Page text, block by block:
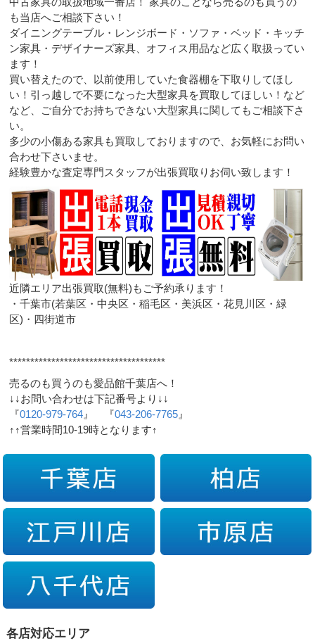
も当店へご相談下さい！
ダイニングテーブル・レンジボード・ソファ・ベッド・キッチ
ン家具・デザイナーズ家具、オフィス用品など広く取扱ってい
ます！
買い替えたので、以前使用していた食器棚を下取りしてほし
い！引っ越しで不要になった大型家具を買取してほしい！など
など、ご自分でお持ちできない大型家具に関してもご相談下さ
い。
多少の小傷ある家具も買取しておりますので、お気軽にお問い
合わせ下さいませ。
経験豊かな査定専門スタッフが出張買取りお伺い致します！
近隣エリア出張買取(無料)もご予約承ります！
・千葉市(若葉区・中央区・稲毛区・美浜区・花見川区・緑
区)・四街道市
*************************************
売るのも買うのも愛品館千葉店へ！
↓↓お問い合わせは下記番号より↓↓
『0120-979-764 』 『043-206-7765 』
↑↑営業時間10-19時となります↑
各店対応エリア